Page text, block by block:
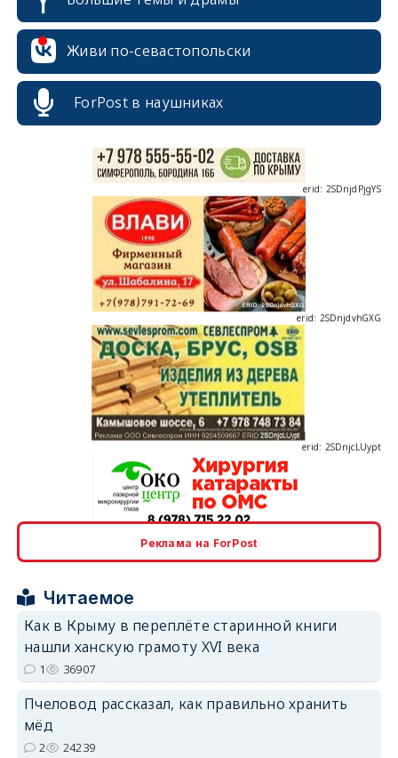
Живи по-севастопольски
ForPost в наушниках
erid: 2SDnjcrDNw6
erid: 2SDnjdvhGXG
erid: 2SDnjcLUypt
Реклама на ForPost
Читаемое
Как в Крыму в переплёте старинной книги
нашли ханскую грамоту XVI века
1 36907
Пчеловод рассказал, как правильно хранить
мёд
2 24239